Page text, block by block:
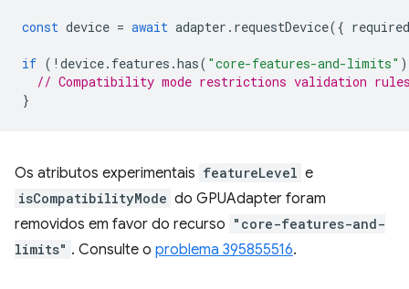
const device = await adapter . requestDevice({
if ( ! device. features .has( "core-features-and-limits"
// Compatibility mode restrictions validation
}
Os atributos experimentais featureLevel e
isCompatibilityMode do GPUAdapter foram
removidos em favor do recurso "core-features-and-
limits" . Consulte o problema 395855516.